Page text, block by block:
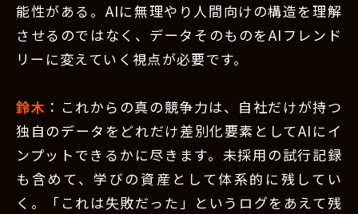
能性がある。AIに無理やり人間向けの構造を理解
させるのではなく、データそのものをAIフレンド
リーに変えていく視点が必要です。
鈴木 ：これからの真の競争力は、自社だけが持つ
独自のデータをどれだけ差別化要素としてAIにイ
ンプットできるかに尽きます。未採用の試行記録
も含めて、学びの資産として体系的に残してい
く。「これは失敗だった」というログをあえて残